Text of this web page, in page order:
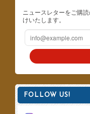
ニュースレターをご購
けいたします。
FOLLOW US!